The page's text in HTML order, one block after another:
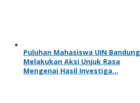
Puluhan Mahasiswa UIN Bandung
Melakukan Aksi Unjuk Rasa
Mengenai Hasil Investiga…